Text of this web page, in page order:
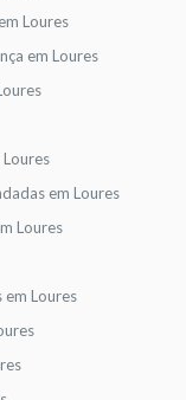
Loures
em Loures
em Loures
Loures
em Loures